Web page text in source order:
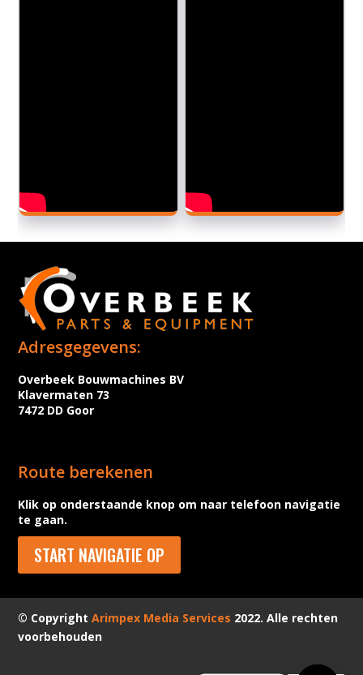
Adresgegevens:
Overbeek Bouwmachines BV
Klavermaten 73
7472 DD Goor
Route berekenen
Klik op onderstaande knop om naar telefoon navigatie
te gaan.
START NAVIGATIE OP
© CopyrightArimpex Media Services 2022. Alle rechten
voorbehouden